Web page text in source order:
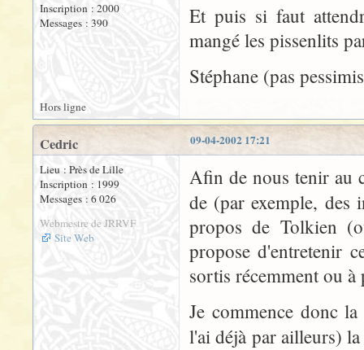
Inscription : 2000
Messages : 390
Et puis si faut
mangé les pissenlits
Stéphane (pas
Hors ligne
09-04-2002 17:21
Cedric
Lieu : Près de Lille
Inscription : 1999
Messages : 6 026
Webmestre de JRRVF
Site Web
Afin de nous tenir au
de (par exemple, des
propos de Tolkien
propose d'entretenir
sortis récemment ou à
Je commence donc
l'ai déjà par ailleurs)